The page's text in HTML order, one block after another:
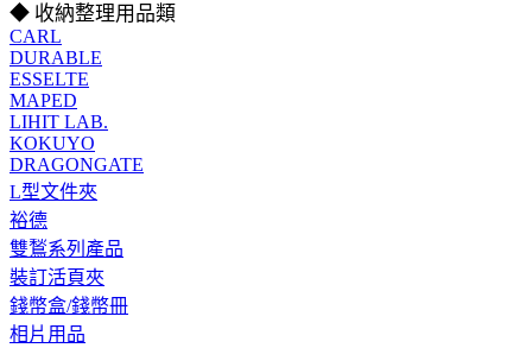
◆ 收納整理用品類
CARL
DURABLE
ESSELTE
MAPED
LIHIT LAB.
KOKUYO
DRAGONGATE
L型文件夾
裕德
雙鶖系列產品
裝訂活頁夾
錢幣盒/錢幣冊
相片用品